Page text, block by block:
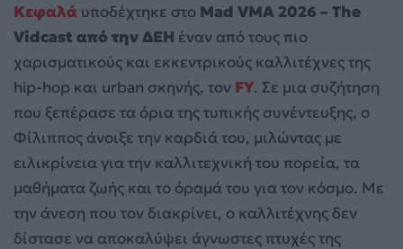
Κεφαλά υποδέχτηκε στο Mad VMA 2026 – The
Vidcast από την ΔΕΗ έναν από τους πιο
χαρισματικούς και εκκεντρικούς καλλιτέχνες της
hip-hop και urban σκηνής, τον FY. Σε μια συζήτηση
που ξεπέρασε τα όρια της τυπικής συνέντευξης, ο
Φίλιππος άνοιξε την καρδιά του, μιλώντας με
ειλικρίνεια για την καλλιτεχνική του πορεία, τα
μαθήματα ζωής και το όραμά του για τον κόσμο. Με
την άνεση που τον διακρίνει, ο καλλιτέχνης δεν
δίστασε να αποκαλύψει άγνωστες πτυχές της